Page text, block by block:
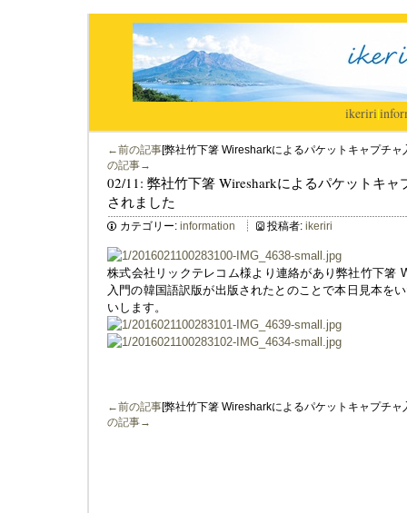
ikeriri|
←前の記事[弊社竹下箸 Wiresharkによるパケットキャプチ
の記事→
02/11: 弊社竹下箸 Wiresharkによるパケットキ
されました
カテゴリー: information 投稿者: ikeriri
株式会社リックテレコム様より連絡があり弊社竹下箸
入門の韓国語訳版が出版されたとのことで本日見本を
いします。
←前の記事[弊社竹下箸 Wiresharkによるパケットキャプチ
の記事→